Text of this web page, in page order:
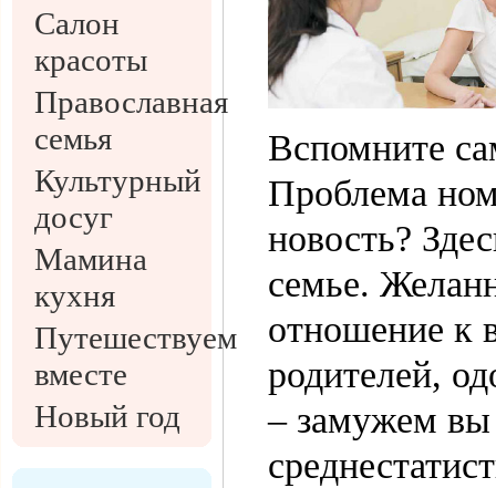
Салон
красоты
Православная
семья
Культурный
досуг
Мамина
кухня
Путешествуем
вместе
Новый год
Вспомните
Проблема
новость?
семье.
отношение к
родителей,
– замужем